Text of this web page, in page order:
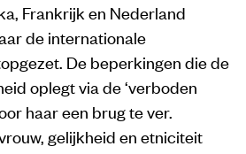
Frankrijk en Nederland
de internationale
De beperkingen die de
oplegt via de ‘verboden
haar een brug te ver.
gelijkheid en etniciteit